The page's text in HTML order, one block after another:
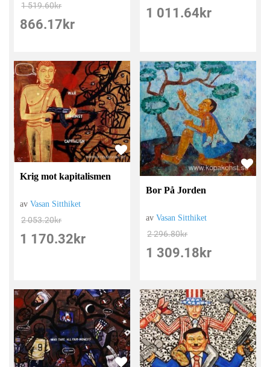
1 519.60kr
866.17 kr
1 011.64 kr
Krig mot kapitalismen
avVasan Sitthiket
2 053.20kr
1 170.32 kr
Bor På Jorden
avVasan Sitthiket
2 296.80kr
1 309.18 kr